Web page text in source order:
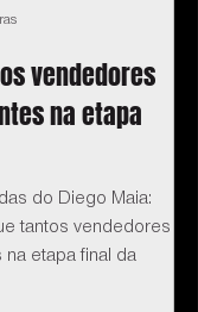
vendedores
na etapa
do Diego Maia:
tantos vendedores
etapa final da